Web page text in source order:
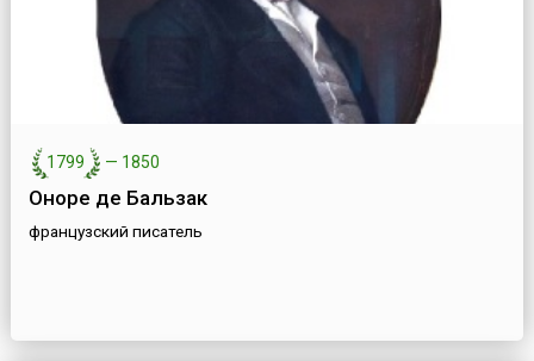
1799 — 1850
Оноре де Бальзак
французский писатель